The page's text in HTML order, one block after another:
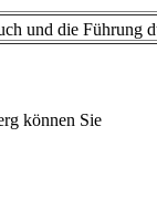
und die Führung
können Sie